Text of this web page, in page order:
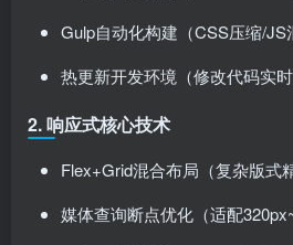
Gulp自动化构建（CSS压缩/JS
热更新开发环境（修改代码实时
2. 响应式核心技术
Flex+Grid混合布局（复杂版式
媒体查询断点优化（适配